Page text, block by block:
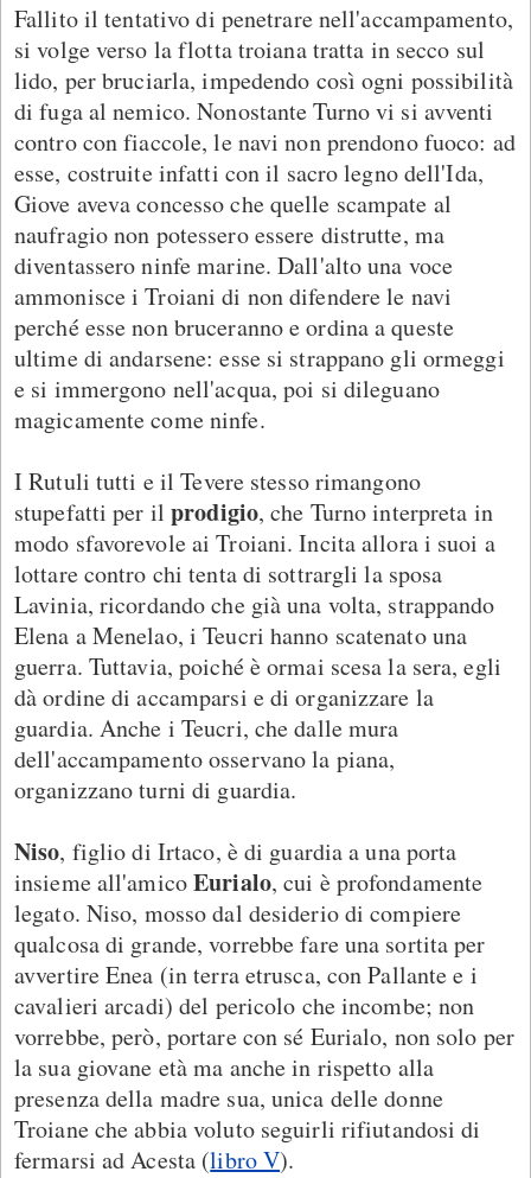
Fallito il tentativo di penetrare nell'accampamento,
si volge verso la flotta troiana tratta in secco sul
lido, per bruciarla, impedendo così ogni possibilità
di fuga al nemico. Nonostante Turno vi si avventi
contro con fiaccole, le navi non prendono fuoco: ad
esse, costruite infatti con il sacro legno dell'Ida,
Giove aveva concesso che quelle scampate al
naufragio non potessero essere distrutte, ma
diventassero ninfe marine. Dall'alto una voce
ammonisce i Troiani di non difendere le navi
perché esse non bruceranno e ordina a queste
ultime di andarsene: esse si strappano gli ormeggi
e si immergono nell'acqua, poi si dileguano
magicamente come ninfe.
I Rutuli tutti e il Tevere stesso rimangono
stupefatti per ilprodigio, che Turno interpreta in
modo sfavorevole ai Troiani. Incita allora i suoi a
lottare contro chi tenta di sottrargli la sposa
Lavinia, ricordando che già una volta, strappando
Elena a Menelao, i Teucri hanno scatenato una
guerra. Tuttavia, poiché è ormai scesa la sera, egli
dà ordine di accamparsi e di organizzare la
guardia. Anche i Teucri, che dalle mura
dell'accampamento osservano la piana,
organizzano turni di guardia.
Niso, figlio di Irtaco, è di guardia a una porta
insieme all'amicoEurialo, cui è profondamente
legato. Niso, mosso dal desiderio di compiere
qualcosa di grande, vorrebbe fare una sortita per
avvertire Enea (in terra etrusca, con Pallante e i
cavalieri arcadi) del pericolo che incombe; non
vorrebbe, però, portare con sé Eurialo, non solo per
la sua giovane età ma anche in rispetto alla
presenza della madre sua, unica delle donne
Troiane che abbia voluto seguirli rifiutandosi di
fermarsi ad Acesta (libro V).